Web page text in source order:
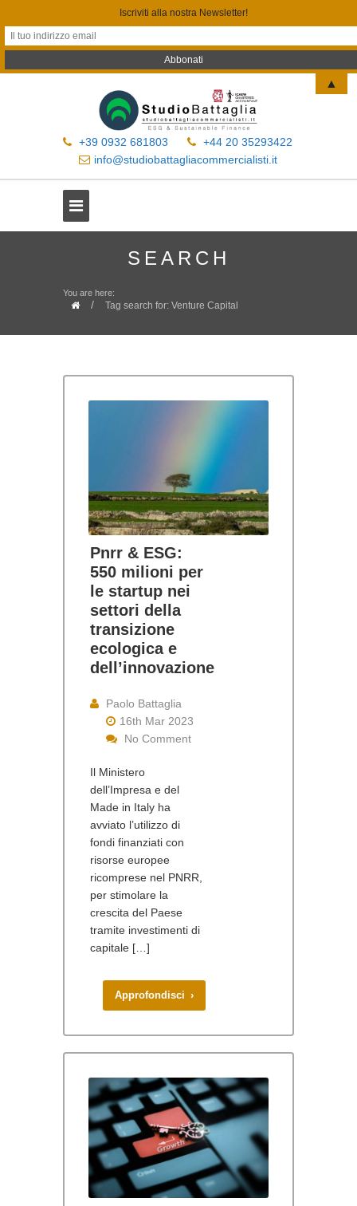
+39 0932 681803
+44 20 35293422
info@studiobattagliacommercialisti.it
SEARCH
You are here:
/ Tag search for: Venture Capital
Pnrr & ESG:
550 milioni per
le startup nei
settori della
transizione
ecologica e
dell’innovazione
Paolo Battaglia
16th Mar 2023
No Comment
Il Ministero
dell’Impresa e del
Made in Italy ha
avviato l’utilizzo di
fondi finanziati con
risorse europee
ricomprese nel PNRR,
per stimolare la
crescita del Paese
tramite investimenti di
capitale […]
Approfondisci ›
Iscriviti alla nostra Newsletter!
▲